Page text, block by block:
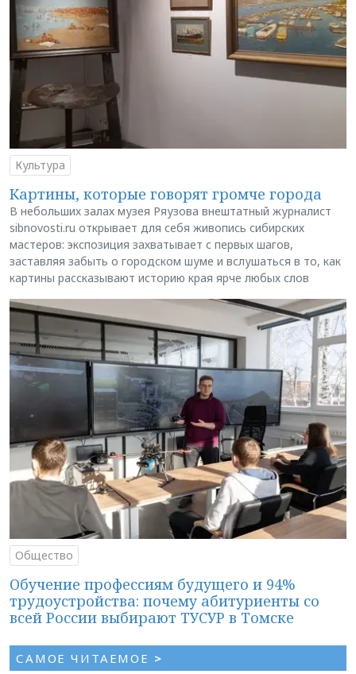
Культура
Картины, которые говорят громче города
В небольших залах музея Ряузова внештатный журналист
sibnovosti.ru открывает для себя живопись сибирских
мастеров: экспозиция захватывает с первых шагов,
заставляя забыть о городском шуме и вслушаться в то, как
картины рассказывают историю края ярче любых слов
Общество
Обучение профессиям будущего и 94%
трудоустройства: почему абитуриенты со
всей России выбирают ТУСУР в Томске
САМОЕ ЧИТАЕМОЕ >